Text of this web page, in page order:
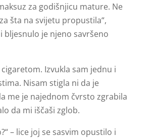
za godišnjicu mature. Ne
šta na svijetu propustila“,
bljesnulo je njeno savršeno
Izvukla sam jednu i
Nisam stigla ni da je
me je najednom čvrsto zgrabila
da mi iščaši zglob.
– lice joj se sasvim opustilo i